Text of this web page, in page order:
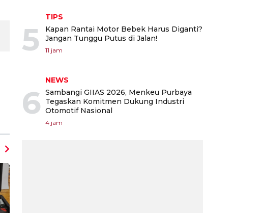
5
TIPS
Kapan Rantai Motor Bebek Harus Diganti?
Jangan Tunggu Putus di Jalan!
11 jam
6
NEWS
Sambangi GIIAS 2026, Menkeu Purbaya
Tegaskan Komitmen Dukung Industri
Otomotif Nasional
4 jam